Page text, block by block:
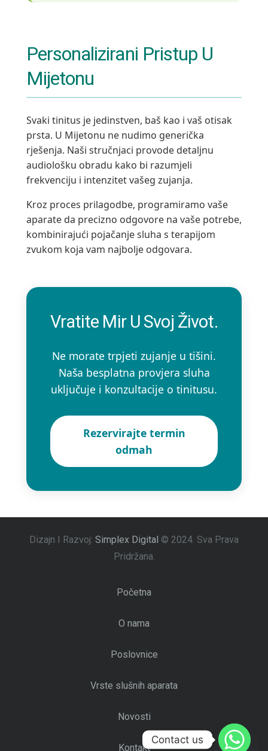
Personalizirani Pristup U
Mijetonu
Svaki tinitus je jedinstven, baš kao i vaš otisak
prsta. U Mijetonu ne nudimo generička
rješenja. Naši stručnjaci provode detaljnu
audiološku obradu kako bi razumjeli
frekvenciju i intenzitet vašeg zujanja.
Kroz proces prilagodbe, programiramo vaše
aparate da precizno odgovore na vaše potrebe,
kombinirajući pojačanje sluha s terapijom
zvukom koja vam najbolje odgovara.
Vratite Mir U Svoj Život.
Ne morate trpjeti zujanje u tišini.
Naša besplatna provjera sluha
uključuje i konzultacije o tinitusu.
Rezervirajte termin
odmah
Dizajn I Razvoj: Simplex Digital © 2024. Sva Prava
Pridržana.
Početna
O nama
Poslovnice
Vrste slušnih aparata
Novosti
Kontakt
Contact us